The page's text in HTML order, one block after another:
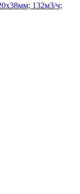
132м3/ч;